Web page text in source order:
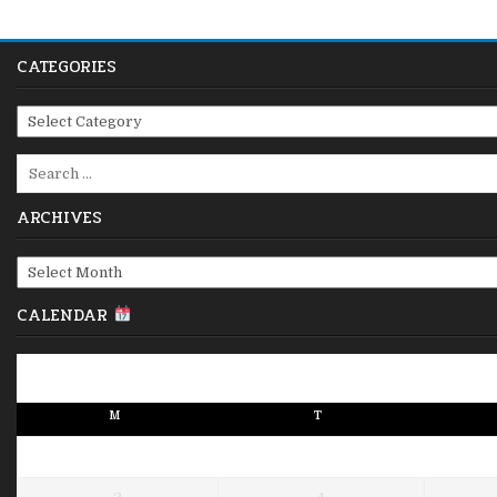
CATEGORIES
Categories
ARCHIVES
Archives
CALENDAR
M T